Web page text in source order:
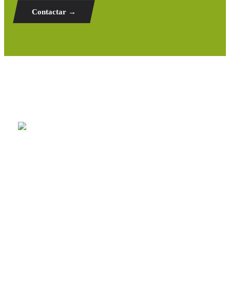
Contactar →